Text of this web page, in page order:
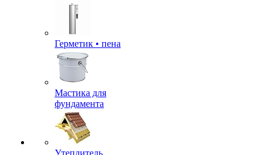
Герметик • пена
Мастика для
фундамента
Утеплитель